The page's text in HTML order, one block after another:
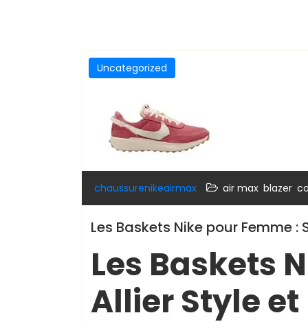
Uncategorized
chaussurenikeairmax air max blazer
Les Baskets Nike pour Femme
Les Baskets
Allier Style